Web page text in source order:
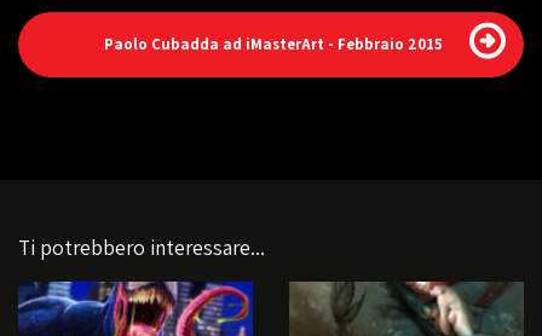
Paolo Cubadda ad iMasterArt - Febbraio 2015
Ti potrebbero interessare...